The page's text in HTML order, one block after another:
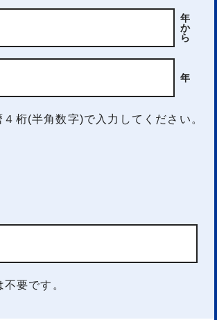
年
か
ら
年
桁(半角数字)で入力してください。
要です。